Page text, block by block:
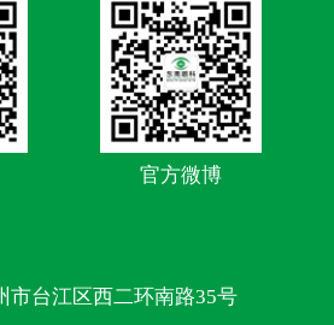
官方微博
市台江区西二环南路35号